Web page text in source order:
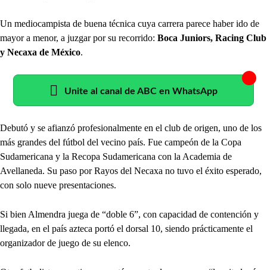
Un mediocampista de buena técnica cuya carrera parece haber ido de
mayor a menor, a juzgar por su recorrido: Boca Juniors, Racing Club
y Necaxa de México.
Unite al canal de ABC en WhatsApp
Debutó y se afianzó profesionalmente en el club de origen, uno de los
más grandes del fútbol del vecino país. Fue campeón de la Copa
Sudamericana y la Recopa Sudamericana con la Academia de
Avellaneda. Su paso por Rayos del Necaxa no tuvo el éxito esperado,
con solo nueve presentaciones.
Si bien Almendra juega de “doble 6”, con capacidad de contención y
llegada, en el país azteca portó el dorsal 10, siendo prácticamente el
organizador de juego de su elenco.